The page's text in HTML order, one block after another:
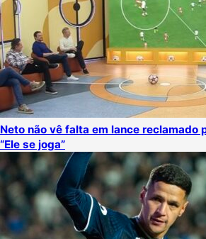
Neto não vê falta em lance reclamado
“Ele se joga”